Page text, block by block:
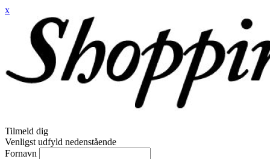
x
Tilmeld dig
Venligst udfyld nedenstående
Fornavn